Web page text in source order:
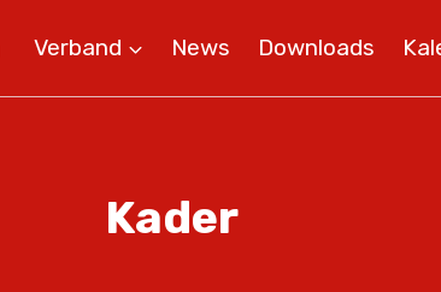
Verband News Downloads
Kader